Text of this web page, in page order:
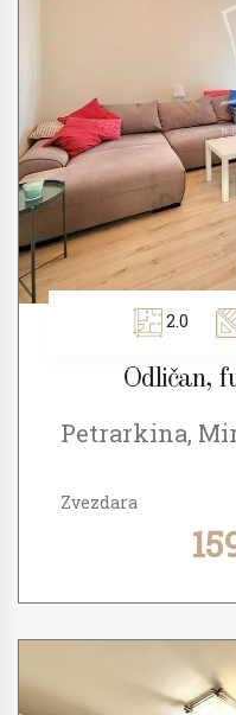
2.0
Odličan,
Petrarkina,
Zvezdara